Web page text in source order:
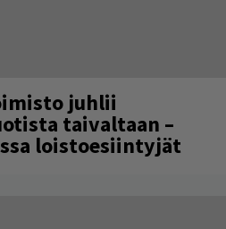
juhlii
taivaltaan –
loistoesiintyjät